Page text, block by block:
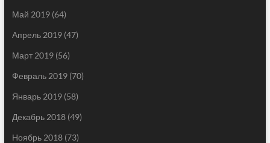
Май 2019(64)
Апрель 2019(47)
Март 2019(56)
Февраль 2019(70)
Январь 2019(58)
Декабрь 2018(49)
Ноябрь 2018(73)